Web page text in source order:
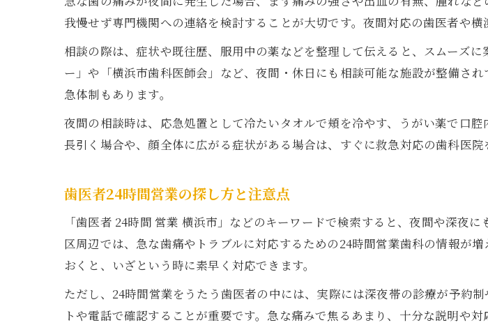
神奈川県で歯医者を比
横浜市港北区・磯子区で夜
夜中の歯痛時に歯医
歯医者に行く前の家
信頼できる歯医者の
歯医者の診療時間と対
歯医者選びで重視すべ
我慢せず専門機関への連絡を検討することが大切です。夜間対応の歯医者や
相談の際は、症状や既往歴、服用中の薬などを整理して伝えると、スムーズ
ー」や「横浜市歯科医師会」など、夜間・休日にも相談可能な施設が整備さ
急体制もあります。
夜間の相談時は、応急処置として冷たいタオルで頬を冷やす、うがい薬で口
長引く場合や、顔全体に広がる症状がある場合は、すぐに救急対応の歯科医院
歯医者24時間営業の探し方と注意点
「歯医者 24時間 営業 横浜市」などのキーワードで検索すると、夜間や深夜
区周辺では、急な歯痛やトラブルに対応するための24時間営業歯科の情報が
おくと、いざという時に素早く対応できます。
ただし、24時間営業をうたう歯医者の中には、実際には深夜帯の診療が予約
トや電話で確認することが重要です。急な痛みで焦るあまり、十分な説明や